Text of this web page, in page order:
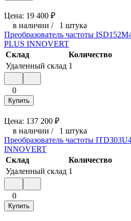
Цена: 19 400 ₽
в наличии / 1 штука
Преобразователь частоты
PLUS INNOVERT
Склад
Количество
Удаленный склад 1
0
Купить
Цена: 137 200 ₽
в наличии / 1 штука
Преобразователь частоты
INNOVERT
Склад
Количество
Удаленный склад 1
0
Купить